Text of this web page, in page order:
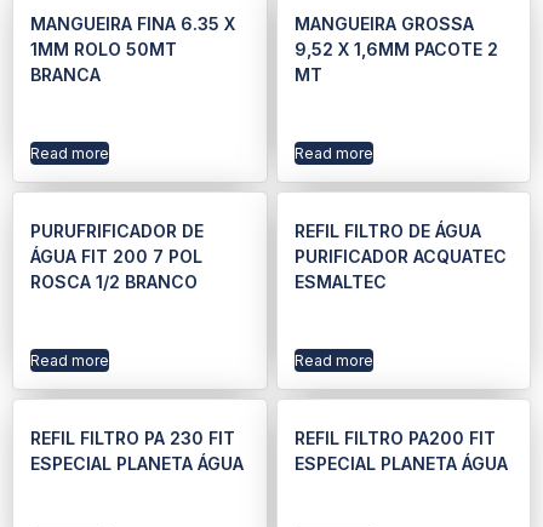
MANGUEIRA FINA 6.35 X
1MM ROLO 50MT
BRANCA
Read more
MANGUEIRA GROSSA
9,52 X 1,6MM PACOTE 2
MT
Read more
PURUFRIFICADOR DE
ÁGUA FIT 200 7 POL
ROSCA 1/2 BRANCO
Read more
REFIL FILTRO DE ÁGUA
PURIFICADOR ACQUATEC
ESMALTEC
Read more
REFIL FILTRO PA 230 FIT
ESPECIAL PLANETA ÁGUA
REFIL FILTRO PA200 FIT
ESPECIAL PLANETA ÁGUA